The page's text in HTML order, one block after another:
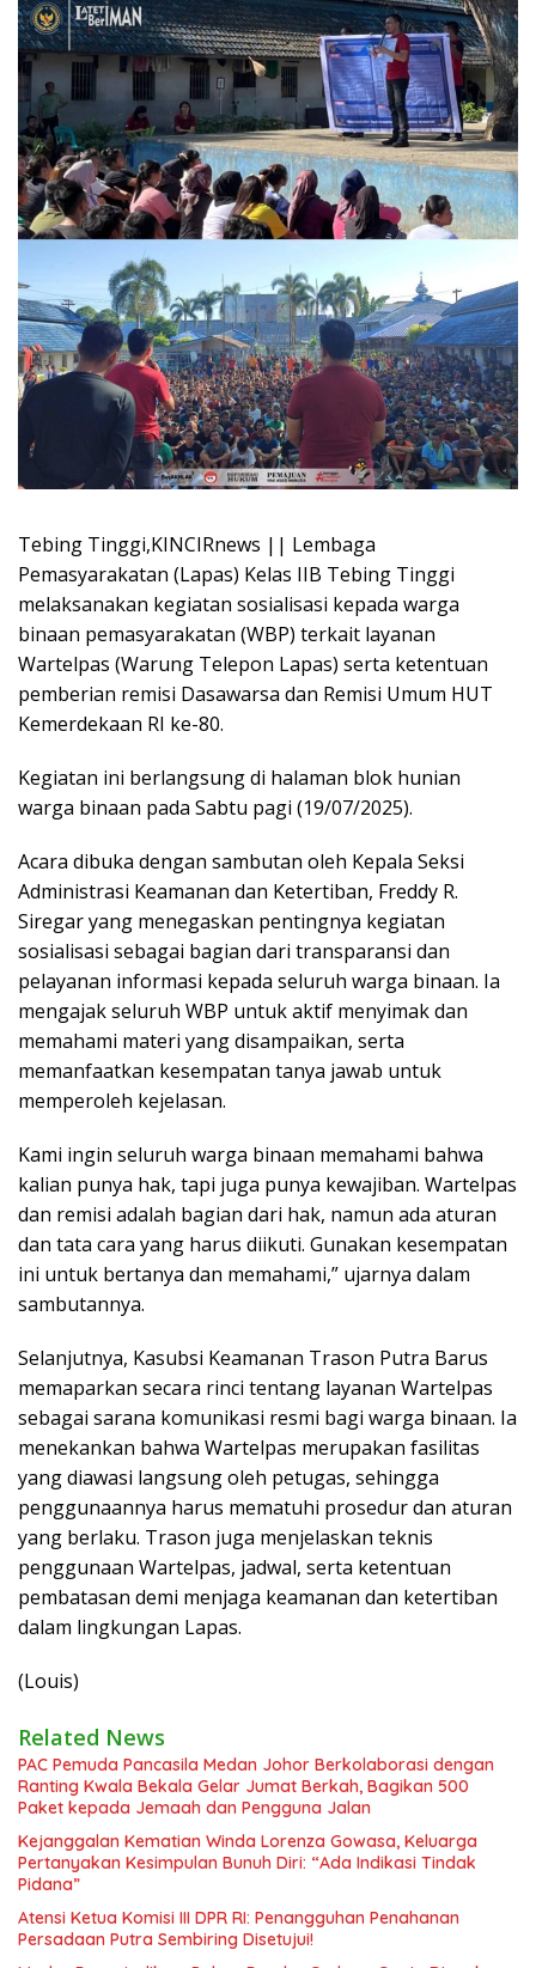
Tebing Tinggi,KINCIRnews || Lembaga
Pemasyarakatan (Lapas) Kelas IIB Tebing Tinggi
melaksanakan kegiatan sosialisasi kepada warga
binaan pemasyarakatan (WBP) terkait layanan
Wartelpas (Warung Telepon Lapas) serta ketentuan
pemberian remisi Dasawarsa dan Remisi Umum HUT
Kemerdekaan RI ke-80.
Kegiatan ini berlangsung di halaman blok hunian
warga binaan pada Sabtu pagi (19/07/2025).
Acara dibuka dengan sambutan oleh Kepala Seksi
Administrasi Keamanan dan Ketertiban, Freddy R.
Siregar yang menegaskan pentingnya kegiatan
sosialisasi sebagai bagian dari transparansi dan
pelayanan informasi kepada seluruh warga binaan. Ia
mengajak seluruh WBP untuk aktif menyimak dan
memahami materi yang disampaikan, serta
memanfaatkan kesempatan tanya jawab untuk
memperoleh kejelasan.
Kami ingin seluruh warga binaan memahami bahwa
kalian punya hak, tapi juga punya kewajiban. Wartelpas
dan remisi adalah bagian dari hak, namun ada aturan
dan tata cara yang harus diikuti. Gunakan kesempatan
ini untuk bertanya dan memahami,” ujarnya dalam
sambutannya.
Selanjutnya, Kasubsi Keamanan Trason Putra Barus
memaparkan secara rinci tentang layanan Wartelpas
sebagai sarana komunikasi resmi bagi warga binaan. Ia
menekankan bahwa Wartelpas merupakan fasilitas
yang diawasi langsung oleh petugas, sehingga
penggunaannya harus mematuhi prosedur dan aturan
yang berlaku. Trason juga menjelaskan teknis
penggunaan Wartelpas, jadwal, serta ketentuan
pembatasan demi menjaga keamanan dan ketertiban
dalam lingkungan Lapas.
(Louis)
Related News
PAC Pemuda Pancasila Medan Johor Berkolaborasi dengan
Ranting Kwala Bekala Gelar Jumat Berkah, Bagikan 500
Paket kepada Jemaah dan Pengguna Jalan
Kejanggalan Kematian Winda Lorenza Gowasa, Keluarga
Pertanyakan Kesimpulan Bunuh Diri: “Ada Indikasi Tindak
Pidana”
Atensi Ketua Komisi III DPR RI: Penangguhan Penahanan
Persadaan Putra Sembiring Disetujui!